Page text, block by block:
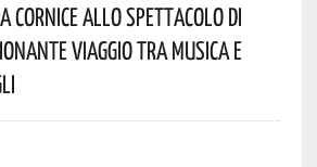
Cornice Allo Spettacolo Di
Viaggio Tra Musica E